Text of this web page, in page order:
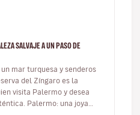
SALVAJE A UN PASO DE
mar turquesa y senderos
del Zíngaro es la
visita Palermo y desea
una joya